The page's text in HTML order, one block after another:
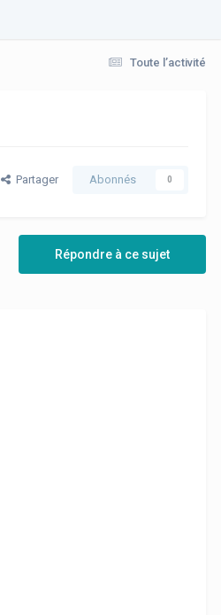
Toute l’activité
Partager Abonnés 0
Répondre à ce sujet